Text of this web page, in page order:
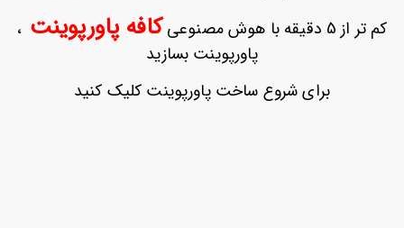
ثبت
بازیابی
کم تر از 5 دقیقه با هوش مصنوعی کافه پاورپوینت ،
پاورپوینت بسازید
برای شروع ساخت پاورپوینت کلیک کنید